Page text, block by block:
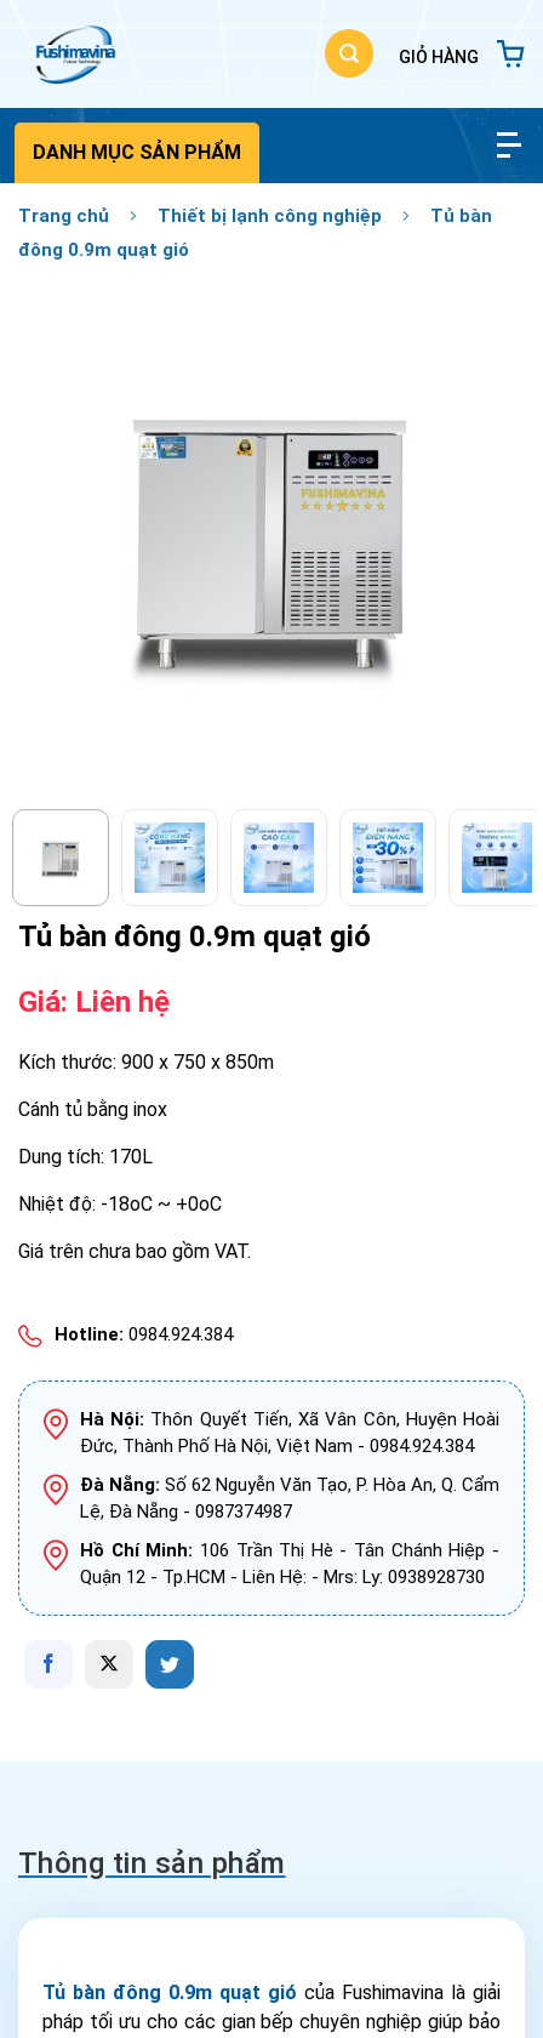
DANH MỤC SẢN PHẨM
Trang chủ Thiết bị lạnh công nghiệp
Tủ bàn
đông 0.9m quạt gió
Tủ bàn đông 0.9m quạt gió
Giá: Liên hệ
Kích thước: 900 x 750 x 850m
Cánh tủ bằng inox
Dung tích: 170L
Nhiệt độ: -18oC ~ +0oC
Giá trên chưa bao gồm VAT.
Hotline: 0984.924.384
Hà Nội: Thôn Quyết Tiến, Xã Vân Côn, Huyện Hoài
Đức, Thành Phố Hà Nội, Việt Nam - 0984.924.384
Đà Nẵng: Số 62 Nguyễn Văn Tạo, P. Hòa An, Q. Cẩm
Lệ, Đà Nẵng - 0987374987
Hồ Chí Minh: 106 Trần Thị Hè - Tân Chánh Hiệp -
Quận 12 - Tp.HCM - Liên Hệ: - Mrs: Ly: 0938928730
Thông tin sản phẩm
Tủ bàn đông 0.9m quạt gió của Fushimavina là giải
pháp tối ưu cho các gian bếp chuyên nghiệp giúp bảo